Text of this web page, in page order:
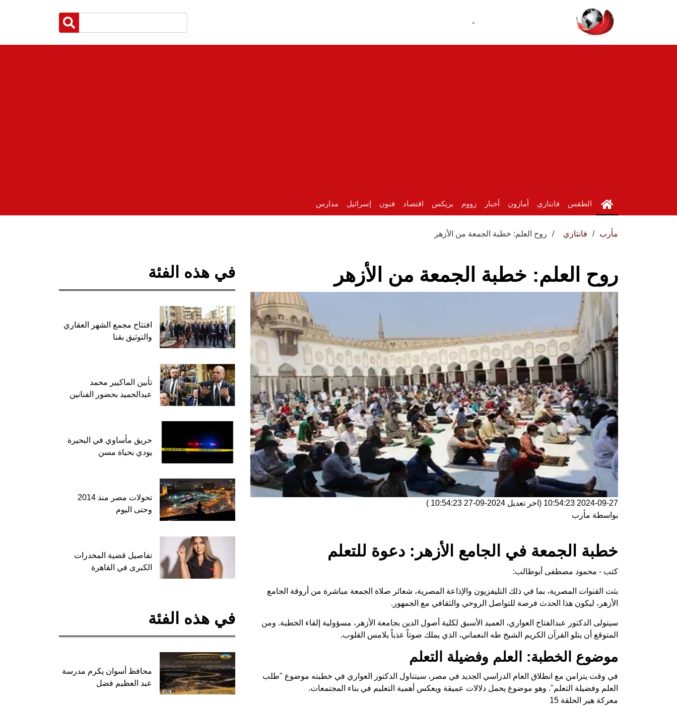
-
الطقس فانتازي أمازون أخبار زووم بريكس اقتصاد فنون إسرائيل مدارس
مأرب فانتازي روح العلم: خطبة الجمعة من الأزهر
روح العلم: خطبة الجمعة من الأزهر
2024-09-27 10:54:23 (اخر تعديل 2024-09-27 10:54:23
)
بواسطة مأرب
خطبة الجمعة في الجامع الأزهر: دعوة للتعلم
كتب - محمود مصطفى أبوطالب:
بثت القنوات المصرية، بما في ذلك التليفزيون والإذاعة المصرية، شعائر صلاة الجمعة مباشرة من أروقة الجامع
الأزهر، ليكون هذا الحدث فرصة للتواصل الروحي والثقافي مع الجمهور.
سيتولى الدكتور عبدالفتاح العواري، العميد الأسبق لكلية أصول الدين بجامعة الأزهر، مسؤولية إلقاء الخطبة. ومن
المتوقع أن يتلو القرآن الكريم الشيخ طه النعماني، الذي يملك صوتاً عذباً يلامس القلوب.
موضوع الخطبة: العلم وفضيلة التعلم
في وقت يتزامن مع انطلاق العام الدراسي الجديد في مصر، سيتناول الدكتور العواري في خطبته موضوع "طلب
العلم وفضيلة التعلم". وهو موضوع يحمل دلالات عميقة ويعكس أهمية التعليم في بناء المجتمعات.
معركة هير الحلقة 15
في هذه الفئة
افتتاح مجمع الشهر العقاري
والتوثيق بقنا
تأبين الماكيير محمد
عبدالحميد بحضور الفنانين
حريق مأساوي في البحيرة
يودي بحياة مسن
تحولات مصر منذ 2014
وحتى اليوم
تفاصيل قضية المخدرات
الكبرى في القاهرة
في هذه الفئة
محافظ أسوان يكرم مدرسة
عبد العظيم فضل